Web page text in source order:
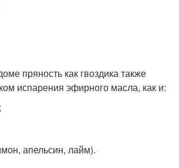
пряность как гвоздика также
испарения эфирного масла, как и:
апельсин, лайм).